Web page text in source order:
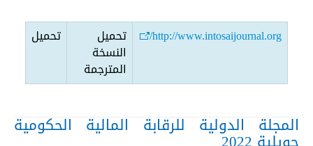
http://www.intosaijournal.org/ تحميل
النسخة
المترجمة
تحميل
المجلة الدولية للرقابة المالية الحكومية